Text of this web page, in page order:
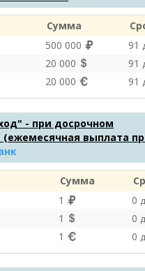
Сумма
500 000 91
20 000 91
20 000 91
- при досрочном
(ежемесячная выплата
Сумма
1 0
1 0
1 0